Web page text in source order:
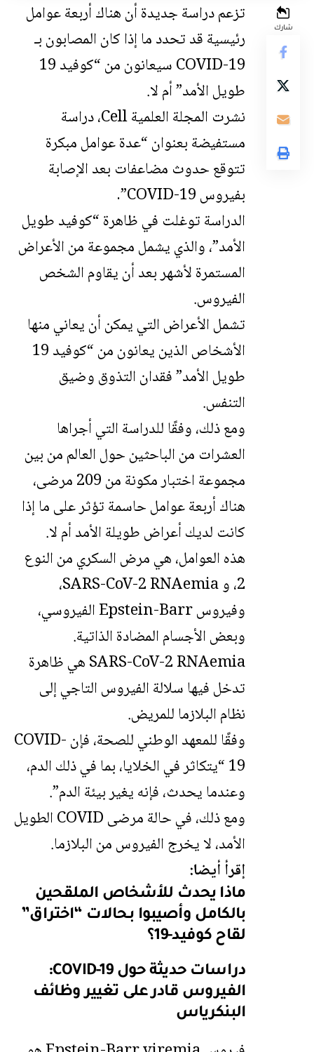
شارك
تزعم دراسة جديدة أن هناك أربعة عوامل
رئيسية قد تحدد ما إذا كان المصابون بـ
COVID-19 سيعانون من “كوفيد 19
طويل الأمد” أم لا.
نشرت المجلة العلمية Cell، دراسة
مستفيضة بعنوان “عدة عوامل مبكرة
تتوقع حدوث مضاعفات بعد الإصابة
بفيروس COVID-19”.
الدراسة توغلت في ظاهرة “كوفيد طويل
الأمد”، والذي يشمل مجموعة من الأعراض
المستمرة لأشهر بعد أن يقاوم الشخص
الفيروس.
تشمل الأعراض التي يمكن أن يعاني منها
الأشخاص الذين يعانون من “كوفيد 19
طويل الأمد” فقدان التذوق وضيق
التنفس.
ومع ذلك، وفقًا للدراسة التي أجراها
العشرات من الباحثين حول العالم من بين
مجموعة اختبار مكونة من 209 مرضى،
هناك أربعة عوامل حاسمة تؤثر على ما إذا
كانت لديك أعراض طويلة الأمد أم لا.
هذه العوامل، هي مرض السكري من النوع
2، و SARS-CoV-2 RNAemia،
وفيروس Epstein-Barr الفيروسي،
وبعض الأجسام المضادة الذاتية.
SARS-CoV-2 RNAemia هي ظاهرة
تدخل فيها سلالة الفيروس التاجي إلى
نظام البلازما للمريض.
وفقًا للمعهد الوطني للصحة، فإن COVID-
19 “يتكاثر في الخلايا، بما في ذلك الدم،
وعندما يحدث، فإنه يغير بيئة الدم”.
ومع ذلك، في حالة مرضى COVID الطويل
الأمد، لا يخرج الفيروس من البلازما.
إقرأ أيضا:
ماذا يحدث للأشخاص الملقحين
بالكامل وأصيبوا بـحالات “اختراق”
لقاح كوفيد-19؟
دراسات حديثة حول COVID-19:
الفيروس قادر على تغيير وظائف
البنكرياس